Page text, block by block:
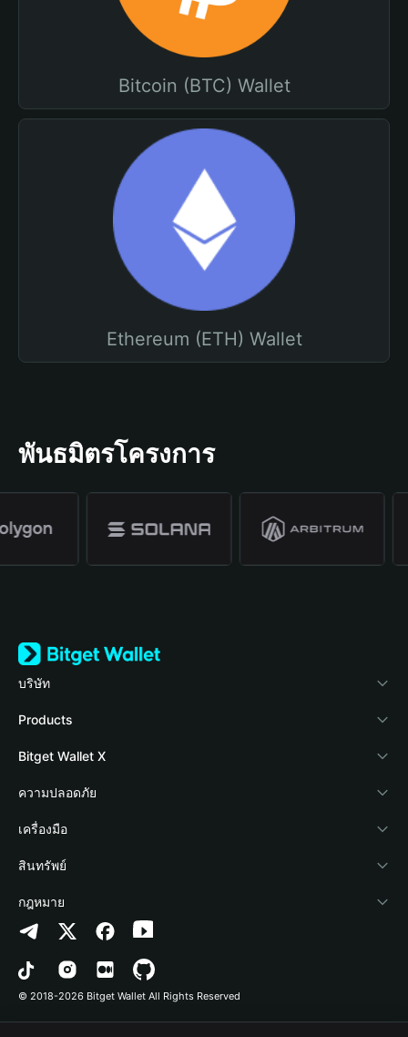
Bitcoin (BTC) Wallet
Ethereum (ETH) Wallet
พันธมิตรโครงการ
บริษัท
เกี่ยวกับ Bitget Wallet
Blog
Academy
ข่าวสารด้านคริปโต
ศูนย์ช่วยเหลือ
ติดต่อเรา
ทรัพยากรข้อมูลของแบรนด์
อาชีพ
Products
Crypto Card
Stablecoin Earn
Payfi Crypto
Crypto Swap API
Altcoin Season Index
Prediction Markets
DApp
Bitget Wallet X
นักพัฒนา
เชื่อมต่อ Wallet
Bitget Wallet Pay
ลิสต์โปรเจกต์
ความปลอดภัย
Protection Fund
เทคโนโลยีความปลอดภัย
เครื่องมือ
ซื้อคริปโต
การตรวจจับการอนุญาต
การตรวจจับสัญญา
การโอนเป็นชุด
สินทรัพย์
Arbitrum
Avalanche
Bitcoin
กฎหมาย
นโยบายความเป็นส่วนตัว
ข้อตกลงในการใช้บริการ
© 2018-2026 Bitget Wallet All Rights Reserved